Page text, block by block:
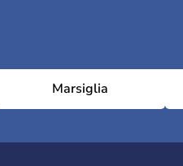
Marsiglia